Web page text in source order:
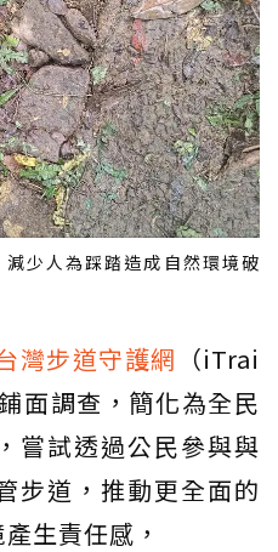
少人為踩踏造成自然環境破
灣步道守護網 （iTrai
面調查，簡化為全民
嘗試透過公民參與與
步道，推動更全面的
生責任感，